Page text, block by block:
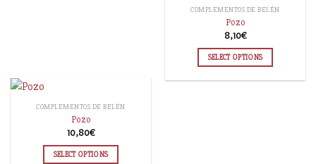
COMPLEMENTOS DE BELÉN
Pozo
8,10€
SELECT OPTIONS
COMPLEMENTOS DE BELÉN
Pozo
10,80€
SELECT OPTIONS